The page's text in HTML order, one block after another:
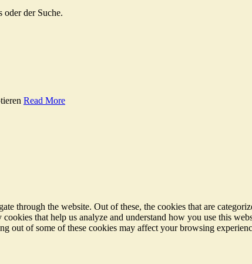
oder der Suche.
Read More
through the website. Out of these, the cookies that are
that help us analyze and understand how you use this
out of some of these cookies may affect your browsing